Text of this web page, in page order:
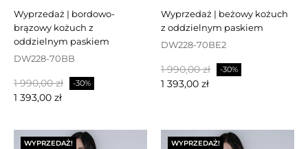
wyprzedaż | bordowo-
brązowy kożuch z
oddzielnym paskiem
DW228-70BB
Cena
podstawowa
1 990,00 zł -30%
1 393,00 zł
wyprzedaż | beżowy kożuch
z oddzielnym paskiem
DW228-70BE2
Cena
podstawowa
1 990,00 zł -30%
1 393,00 zł
WYPRZEDAŻ! WYPRZEDAŻ!